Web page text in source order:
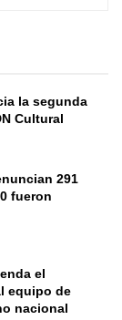
la segunda
Cultural
291
fueron
el
equipo de
nacional